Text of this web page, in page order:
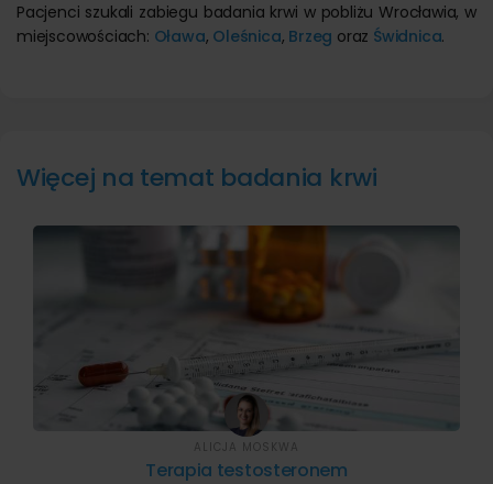
Pacjenci szukali zabiegu badania krwi w pobliżu Wrocławia, w
miejscowościach: Oława, Oleśnica, Brzeg oraz Świdnica.
Więcej na temat badania krwi
Terapia testosteronem
ALICJA MOSKWA